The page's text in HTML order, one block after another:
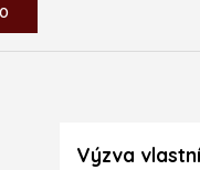
Výzva